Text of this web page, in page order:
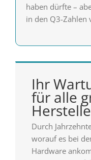
haben dürfte –
in den Q3-Zahlen
Ihr
für alle
Durch
worauf es bei
Hardware